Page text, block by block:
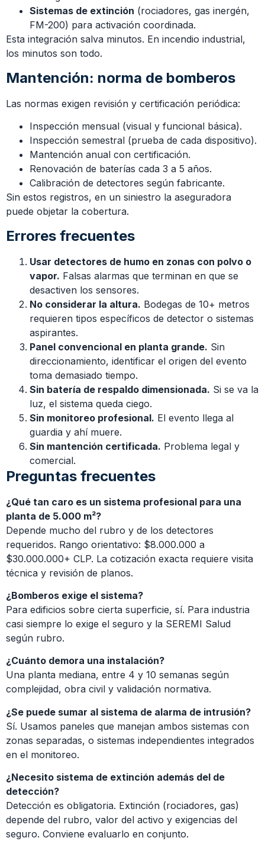
Sistemas de extinción (rociadores, gas inergén,
FM-200) para activación coordinada.
Esta integración salva minutos. En incendio industrial,
los minutos son todo.
Mantención: norma de bomberos
Las normas exigen revisión y certificación periódica:
Inspección mensual (visual y funcional básica).
Inspección semestral (prueba de cada dispositivo).
Mantención anual con certificación.
Renovación de baterías cada 3 a 5 años.
Calibración de detectores según fabricante.
Sin estos registros, en un siniestro la aseguradora
puede objetar la cobertura.
Errores frecuentes
Usar detectores de humo en zonas con polvo o
vapor. Falsas alarmas que terminan en que se
desactiven los sensores.
No considerar la altura. Bodegas de 10+ metros
requieren tipos específicos de detector o sistemas
aspirantes.
Panel convencional en planta grande. Sin
direccionamiento, identificar el origen del evento
toma demasiado tiempo.
Sin batería de respaldo dimensionada. Si se va la
luz, el sistema queda ciego.
Sin monitoreo profesional. El evento llega al
guardia y ahí muere.
Sin mantención certificada. Problema legal y
comercial.
Preguntas frecuentes
¿Qué tan caro es un sistema profesional para una
planta de 5.000 m²?
Depende mucho del rubro y de los detectores
requeridos. Rango orientativo: $8.000.000 a
$30.000.000+ CLP. La cotización exacta requiere visita
técnica y revisión de planos.
¿Bomberos exige el sistema?
Para edificios sobre cierta superficie, sí. Para industria
casi siempre lo exige el seguro y la SEREMI Salud
según rubro.
¿Cuánto demora una instalación?
Una planta mediana, entre 4 y 10 semanas según
complejidad, obra civil y validación normativa.
¿Se puede sumar al sistema de alarma de intrusión?
Sí. Usamos paneles que manejan ambos sistemas con
zonas separadas, o sistemas independientes integrados
en el monitoreo.
¿Necesito sistema de extinción además del de
detección?
Detección es obligatoria. Extinción (rociadores, gas)
depende del rubro, valor del activo y exigencias del
seguro. Conviene evaluarlo en conjunto.